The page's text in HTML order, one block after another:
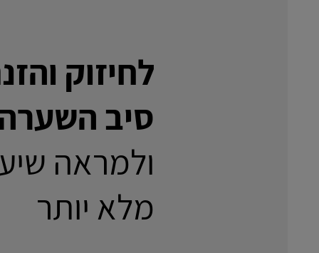
לחיזוק
סיב
ולמראה
מלא יותר